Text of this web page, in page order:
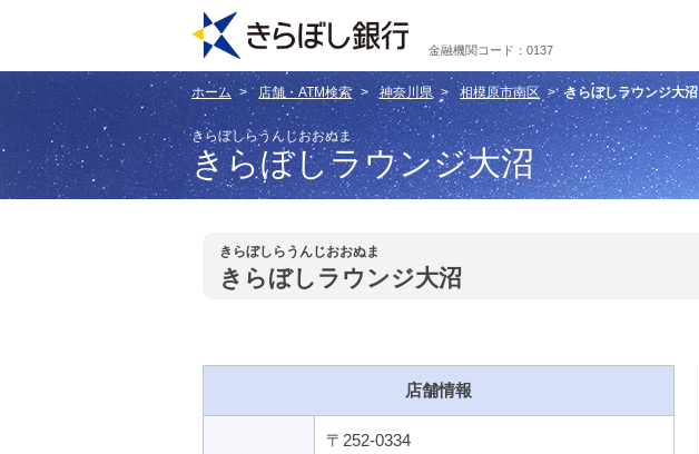
金融機関コード：0137
ホーム 店舗・ATM検索 神奈川県 相模原市南区 きらぼしラウンジ大沼
きらぼしらうんじおおぬま
きらぼしラウンジ大沼
きらぼしらうんじおおぬま
きらぼしラウンジ大沼
店舗情報
〒252-0334